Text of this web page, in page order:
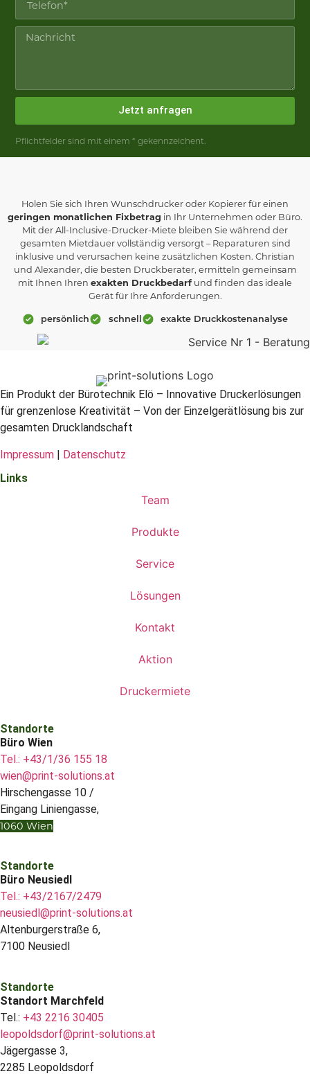
Jetzt anfragen
Pflichtfelder sind mit einem * gekennzeichent.
Holen Sie sich Ihren Wunschdrucker oder Kopierer für einen
geringen monatlichen Fixbetrag in Ihr Unternehmen oder Büro.
Mit der All-Inclusive-Drucker-Miete bleiben Sie während der
gesamten Mietdauer vollständig versorgt – Reparaturen sind
inklusive und verursachen keine zusätzlichen Kosten. Christian
und Alexander, die besten Druckberater, ermitteln gemeinsam
mit Ihnen Ihren exakten Druckbedarfund finden das ideale
Gerät für Ihre Anforderungen.
persönlich schnell exakte Druckkostenanalyse
Ein Produkt der Bürotechnik Elö – Innovative Druckerlösungen
für grenzenlose Kreativität – Von der Einzelgerätlösung bis zur
gesamten Drucklandschaft
Impressum | Datenschutz
Links
Team
Produkte
Service
Lösungen
Kontakt
Aktion
Druckermiete
Standorte
Büro Wien
Tel.: +43/1/36 155 18
wien@print-solutions.at
Hirschengasse 10 /
Eingang Liniengasse,
1060 Wien
Standorte
Büro Neusiedl
Tel.: +43/2167/2479
neusiedl@print-solutions.at
Altenburgerstraße 6,
7100 Neusiedl
Standorte
Standort Marchfeld
Tel.: +43 2216 30405
leopoldsdorf@print-solutions.at
Jägergasse 3,
2285 Leopoldsdorf